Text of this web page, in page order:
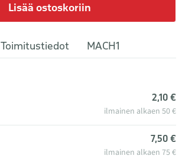
Lisää ostoskoriin
Toimitustiedot MACH1
2,10 €
ilmainen alkaen 50 €
7,50 €
ilmainen alkaen 75 €